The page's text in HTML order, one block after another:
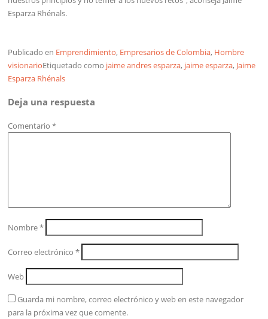
Esparza Rhénals.
Publicado en Emprendimiento, Empresarios de Colombia, Hombre
visionarioEtiquetado como jaime andres esparza, jaime esparza, Jaime
Esparza Rhénals
Deja una respuesta
Comentario*
Nombre*
Correo electrónico*
Web
Guarda mi nombre, correo electrónico y web en este navegador
para la próxima vez que comente.